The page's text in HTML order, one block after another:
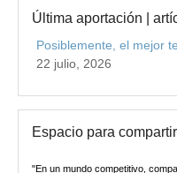
Última aportación |
Posiblemente, el mejor
22 julio, 2026
Espacio para compartir
"En un mundo competitivo,